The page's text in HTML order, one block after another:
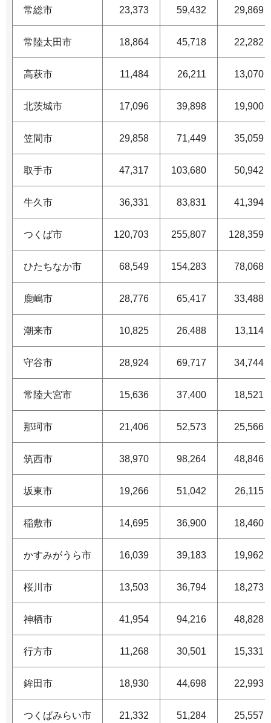
常総市 23,373 59,432 29,869
常陸太田市 18,864 45,718 22,282
高萩市 11,484 26,211 13,070
北茨城市 17,096 39,898 19,900
笠間市 29,858 71,449 35,059
取手市 47,317 103,680 50,942
牛久市 36,331 83,831 41,394
つくば市 120,703 255,807 128,359
ひたちなか市 68,549 154,283 78,068
鹿嶋市 28,776 65,417 33,488
潮来市 10,825 26,488 13,114
守谷市 28,924 69,717 34,744
常陸大宮市 15,636 37,400 18,521
那珂市 21,406 52,573 25,566
筑西市 38,970 98,264 48,846
坂東市 19,266 51,042 26,115
稲敷市 14,695 36,900 18,460
かすみがうら市 16,039 39,183 19,962
桜川市 13,503 36,794 18,273
神栖市 41,954 94,216 48,828
行方市 11,268 30,501 15,331
鉾田市 18,930 44,698 22,993
つくばみらい市 21,332 51,284 25,557